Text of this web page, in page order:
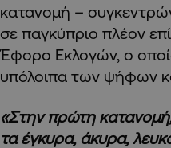
κατανομή –
σε παγκύπριο πλέον
Έφορο Εκλογών, ο
υπόλοιπα των ψήφων
«Στην πρώτη
τα έγκυρα, άκυρα,